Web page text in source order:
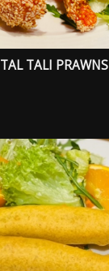
TAL TALI PRAWNS